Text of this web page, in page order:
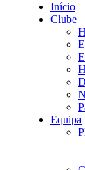
Início
Clube
Equipa